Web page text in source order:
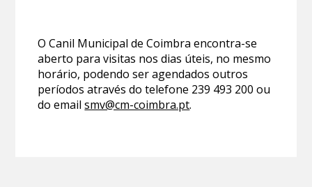
O Canil Municipal de Coimbra encontra-se
aberto para visitas nos dias úteis, no mesmo
horário, podendo ser agendados outros
períodos através do telefone 239 493 200 ou
do emailsmv@cm-coimbra.pt.